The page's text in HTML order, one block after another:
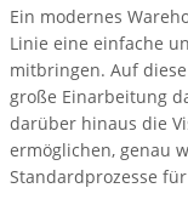
Ein modernes
Linie eine einfache
mitbringen. Auf
große Einarbeitung
darüber hinaus die
ermöglichen, genau
Standardprozesse